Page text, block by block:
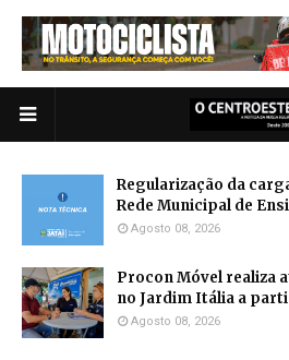
Regularização da
Rede Municipal de
Agosto 08, 2026
Procon Móvel realiza
no Jardim Itália a
Agosto 08, 2026